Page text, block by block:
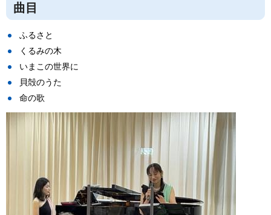
曲目
ふるさと
くるみの木
いまこの世界に
貝殻のうた
命の歌